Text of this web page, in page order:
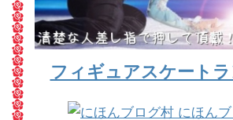
フィギュアスケート